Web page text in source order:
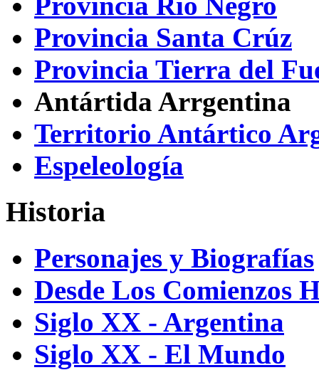
Provincia Santa Crúz
Provincia Tierra del
Antártida Arrgentina
Territorio Antártico
Espeleología
Historia
Personajes y Biografías
Desde Los Comienzos
Siglo XX - Argentina
Siglo XX - El Mundo